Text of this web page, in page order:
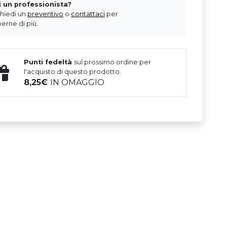
un professionista?
un preventivo o contattaci per
di più.
Punti fedeltà sul prossimo ordine per
l'acquisto di questo prodotto.
8,25 IN OMAGGIO